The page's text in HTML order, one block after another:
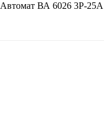
Автомат ВА 6026 3Р-25А